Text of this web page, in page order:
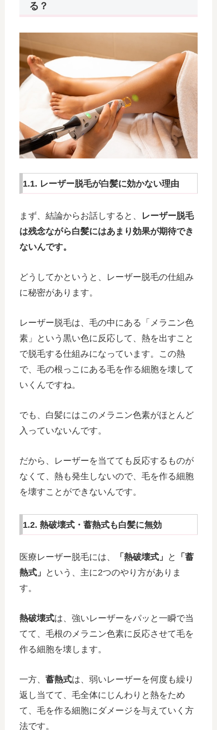
る？
1.1. レーザー脱毛が白髪に効かない理由
まず、結論からお話しすると、 レーザー脱毛
は残念ながら白髪にはあまり効果が期待でき
ないんです。
どうしてかというと、レーザー脱毛の仕組み
に秘密があります。
レーザー脱毛は、毛の中にある「メラニン色
素」という黒い色に反応して、熱を出すこと
で脱毛する仕組みになっています。この熱
で、毛の根っこにある毛を作る細胞を壊して
いくんですね。
でも、白髪にはこのメラニン色素がほとんど
入っていないんです。
だから、レーザーを当てても反応するものが
なくて、熱も発生しないので、毛を作る細胞
を壊すことができないんです。
1.2. 熱破壊式・蓄熱式も白髪に無効
医療レーザー脱毛には、 「熱破壊式」 と
「蓄
熱式」
という、主に2つのやり方がありま
す。
熱破壊式は、強いレーザーをパッと一瞬で当
てて、毛根のメラニン色素に反応させて毛を
作る細胞を壊します。
一方、 蓄熱式は、弱いレーザーを何度も繰り
返し当てて、毛全体にじんわりと熱をため
て、毛を作る細胞にダメージを与えていく方
法です。